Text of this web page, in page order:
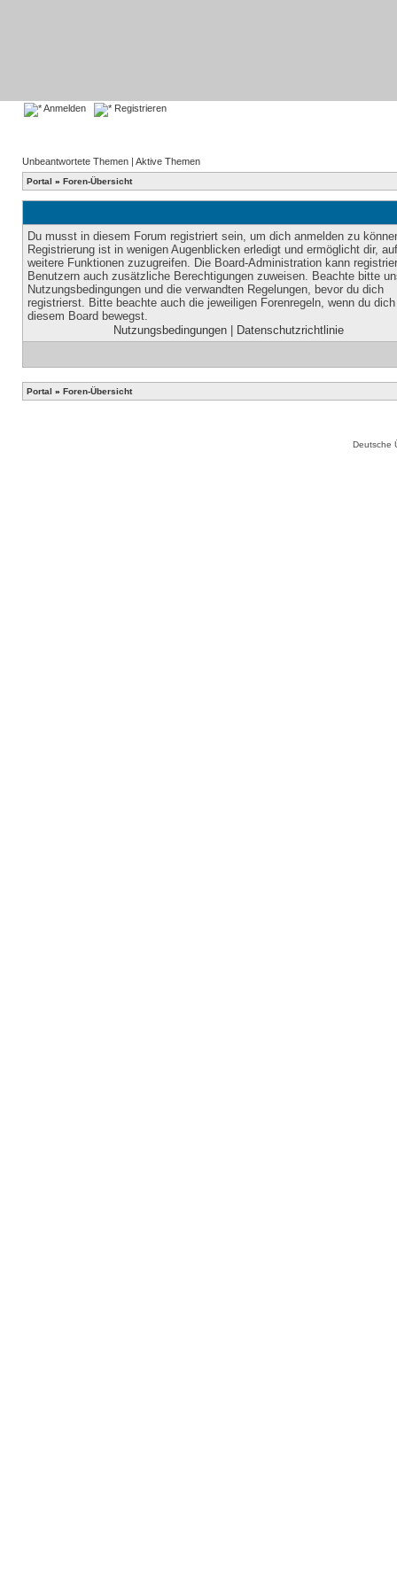
Anmelden Registrieren
Unbeantwortete Themen | Aktive Themen
Portal » Foren-Übersicht
Du musst in diesem Forum registriert sein, um dich anmelden zu
Registrierung ist in wenigen Augenblicken erledigt und ermöglicht dir, auf
weitere Funktionen zuzugreifen. Die Board-Administration kann
Benutzern auch zusätzliche Berechtigungen zuweisen. Beachte bitte
Nutzungsbedingungen und die verwandten Regelungen, bevor du dich
registrierst. Bitte beachte auch die jeweiligen Forenregeln, wenn du
diesem Board bewegst.
Nutzungsbedingungen| Datenschutzrichtlinie
Portal » Foren-Übersicht
Deutsche